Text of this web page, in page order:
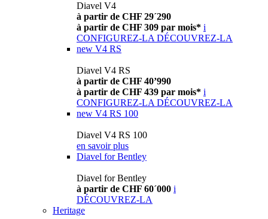
Diavel V4
à partir de CHF 29´290
à partir de CHF 309 par mois* i
CONFIGUREZ-LA DÉCOUVREZ-LA
new V4 RS
Diavel V4 RS
à partir de CHF 40’990
à partir de CHF 439 par mois* i
CONFIGUREZ-LA DÉCOUVREZ-LA
new V4 RS 100
Diavel V4 RS 100
en savoir plus
Diavel for Bentley
Diavel for Bentley
à partir de CHF 60´000 i
DÉCOUVREZ-LA
Heritage